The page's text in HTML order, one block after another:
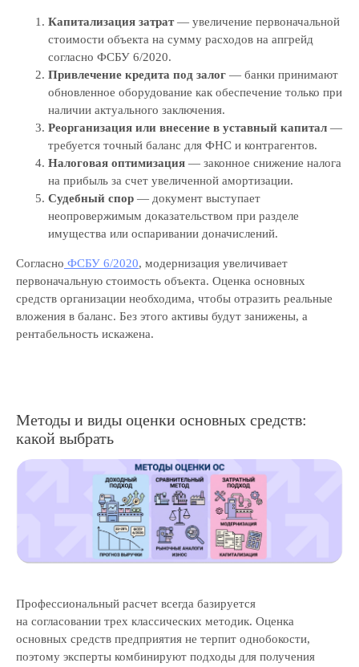
Капитализация затрат— увеличение первоначальной
стоимости объекта на сумму расходов на апгрейд
согласно ФСБУ 6/2020.
Привлечение кредита под залог — банки принимают
обновленное оборудование как обеспечение только при
наличии актуального заключения.
Реорганизация или внесение в уставный капитал —
требуется точный баланс для ФНС и контрагентов.
Налоговая оптимизация — законное снижение налога
на прибыль за счет увеличенной амортизации.
Судебный спор — документ выступает
неопровержимым доказательством при разделе
имущества или оспаривании доначислений.
Согласно ФСБУ 6/2020, модернизация увеличивает
первоначальную стоимость объекта. Оценка основных
средств организации необходима, чтобы отразить реальные
вложения в баланс. Без этого активы будут занижены, а
рентабельность искажена.
Методы и виды оценки основных средств:
какой выбрать
Профессиональный расчет всегда базируется
на согласовании трех классических методик. Оценка
основных средств предприятия не терпит однобокости,
поэтому эксперты комбинируют подходы для получения